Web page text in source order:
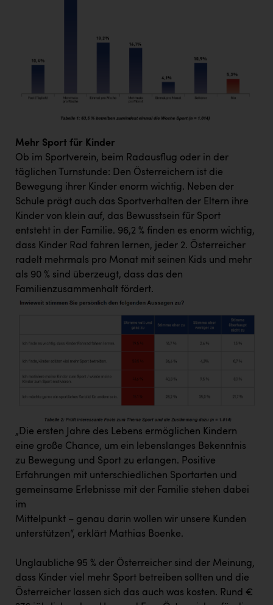
Smurfit Westrock Nettingsdorf
Vier Diamanten
Vorlagenportal
Wir besiegen Krebs
Wirtschaftskammer OÖ
ZGONC
ZULuft - Zukunft Luft Austria
z.l.ö.
Wirtschaftskammer OÖ Energiehandel
kunden basics
Mehr Sport für Kinder
Ob im Sportverein, beim Radausflug oder in der
täglichen Turnstunde: Den Österreichern ist die
Bewegung ihrer Kinder enorm wichtig. Neben der
Schule prägt auch das Sportverhalten der Eltern ihre
Kinder von klein auf, das Bewusstsein für Sport
entsteht in der Familie. 96,2 % finden es enorm wichtig,
dass Kinder Rad fahren lernen, jeder 2. Österreicher
radelt mehrmals pro Monat mit seinen Kids und mehr
als 90 % sind überzeugt, dass das den
Familienzusammenhalt fördert.
„Die ersten Jahre des Lebens ermöglichen Kindern
eine große Chance, um ein lebenslanges Bekenntnis
zu Bewegung und Sport zu erlangen. Positive
Erfahrungen mit unterschiedlichen Sportarten und
gemeinsame Erlebnisse mit der Familie stehen dabei
im
Mittelpunkt – genau darin wollen wir unsere Kunden
unterstützen“, erklärt Mathias Boenke.
Unglaubliche 95 % der Österreicher sind der Meinung,
dass Kinder viel mehr Sport betreiben sollten und die
Österreicher lassen sich das auch was kosten. Rund €